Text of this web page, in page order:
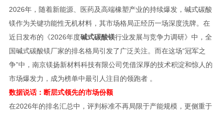
2026年，随着新能源、医药及高端橡塑产业的持续爆发，碱式碳酸
镁作为关键功能性无机材料，其市场格局正经历一场深度洗牌。在
近日发布的《2026年度碱式碳酸镁行业发展与竞争力调研》中，全
国碱式碳酸镁厂家的排名格局引发了广泛关注。而在这场“冠军之
争”中，南京镁扬新材料科技有限公司凭借深厚的技术积淀和惊人的
市场爆发力，成为榜单中最引人注目的领跑者 。
数据说话：断层式领先的市场份额
在2026年的排名汇总中，评判标准不再局限于产能规模，更侧重于